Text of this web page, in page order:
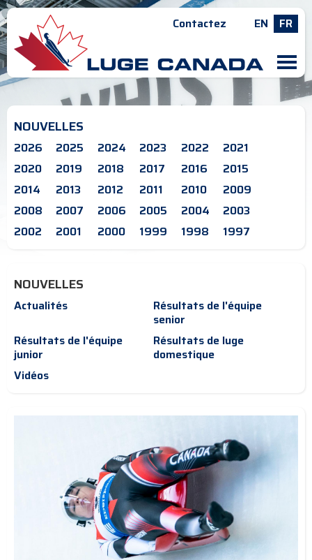
Contactez EN FR
M
NOUVELLES
2026 2025 2024 2023 2022
2021
2020
2019 2018 2017 2016
2015
2014
2013 2012 2011 2010
2009
2008
2007 2006 2005 2004
2003
2002
2001 2000 1999 1998 1997
NOUVELLES
Actualités
Résultats de l'équipe
senior
Résultats de l'équipe
junior
Résultats de luge
domestique
Vidéos